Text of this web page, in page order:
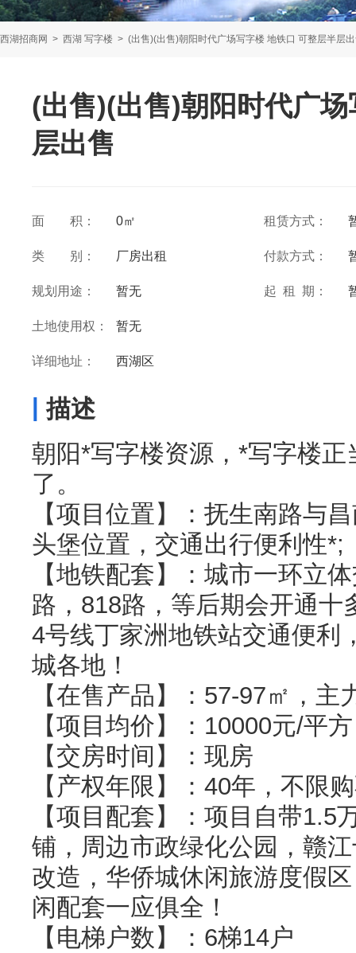
西湖招商网 > 西湖 写字楼 > (出售)(出售)朝阳时代广场写字楼 地铁口 可整层半层
(出售)(出售)朝阳时代广
层出售
面 积： 0㎡ 租赁方式：
类 别： 厂房出租 付款方式：
规划用途： 暂无 起 租 期：
土地使用权： 暂无
详细地址： 西湖区
描述
朝阳*写字楼资源，*写字楼
了。
【项目位置】：抚生南路与
头堡位置，交通出行便利性*;
【地铁配套】：城市一环立
路，818路，等后期会开通
4号线丁家洲地铁站交通便利
城各地！
【在售产品】：57-97㎡，主
【项目均价】：10000元/平方
【交房时间】：现房
【产权年限】：40年，不限
【项目配套】：项目自带1.5
铺，周边市政绿化公园，赣
改造，华侨城休闲旅游度假
闲配套一应俱全！
【电梯户数】：6梯14户